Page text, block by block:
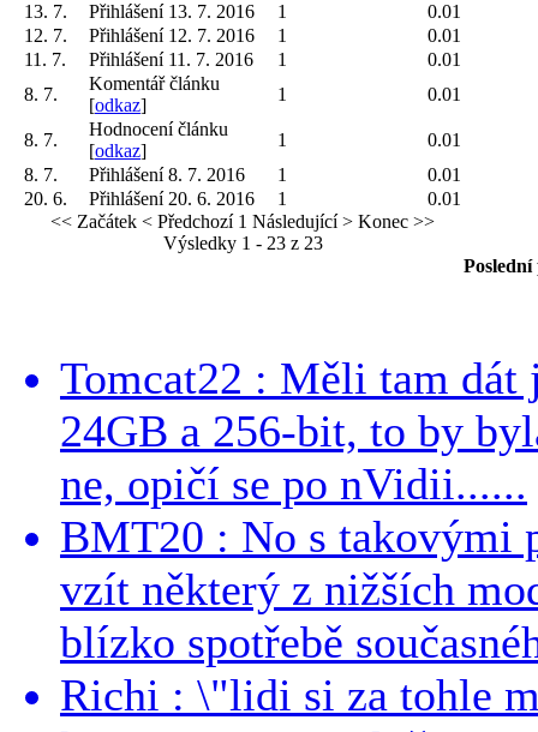
13. 7.
Přihlášení 13. 7. 2016 1
0.01
12. 7.
Přihlášení 12. 7. 2016 1
0.01
11. 7.
Přihlášení 11. 7. 2016 1
0.01
8. 7.
Komentář článku
[odkaz]
1 0.01
8. 7.
Hodnocení článku
[odkaz]
1
0.01
8. 7.
Přihlášení 8. 7. 2016 1
0.01
20. 6.
Přihlášení 20. 6. 2016 1
0.01
<< Začátek < Předchozí 1 Následující > Konec >>
Výsledky 1 - 23 z 23
Tomcat22 : Měli tam dát
24GB a 256-bit, to by
ne, opičí se po nVidii......
BMT20 : No s takovými
vzít některý z nižších
blízko spotřebě
Richi : \"lidi si za tohle